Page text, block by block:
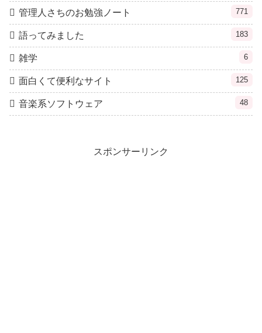
管理人さちのお勉強ノート 771
語ってみました 183
雑学 6
面白くて便利なサイト 125
音楽系ソフトウェア 48
スポンサーリンク